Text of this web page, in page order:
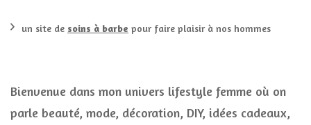
un site de soins à barbe pour faire plaisir à nos hommes
Bienvenue dans mon univers lifestyle femme où on
parle beauté, mode, décoration, DIY, idées cadeaux,